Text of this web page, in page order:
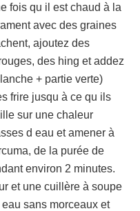
fois qu il est chaud à la
avec des graines
ajoutez des
des hing et addez
+ partie verte)
frire jusqu à ce qu ils
sur une chaleur
d eau et amener à
de la purée de
environ 2 minutes.
et une cuillère à soupe
sans morceaux et